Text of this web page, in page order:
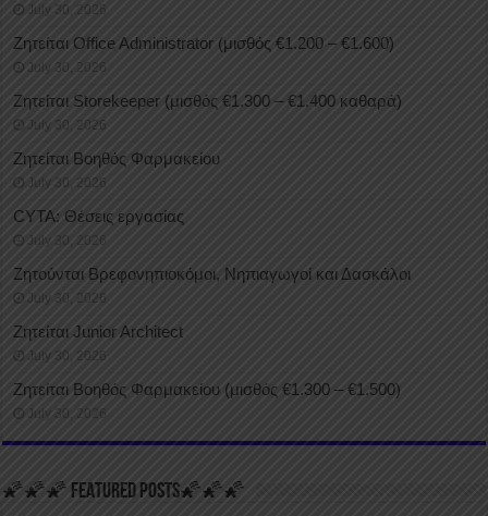
July 30, 2026
Ζητείται Office Administrator (μισθός €1.200 – €1.600)
July 30, 2026
Ζητείται Storekeeper (μισθός €1.300 – €1.400 καθαρά)
July 30, 2026
Ζητείται Βοηθός Φαρμακείου
July 30, 2026
CYTA: Θέσεις εργασίας
July 30, 2026
Ζητούνται Βρεφονηπιοκόμοι, Νηπιαγωγοί και Δασκάλοι
July 30, 2026
Ζητείται Junior Architect
July 30, 2026
Ζητείται Βοηθός Φαρμακείου (μισθός €1.300 – €1.500)
July 30, 2026
🌠🌠🌠 FEATURED POSTS🌠🌠🌠